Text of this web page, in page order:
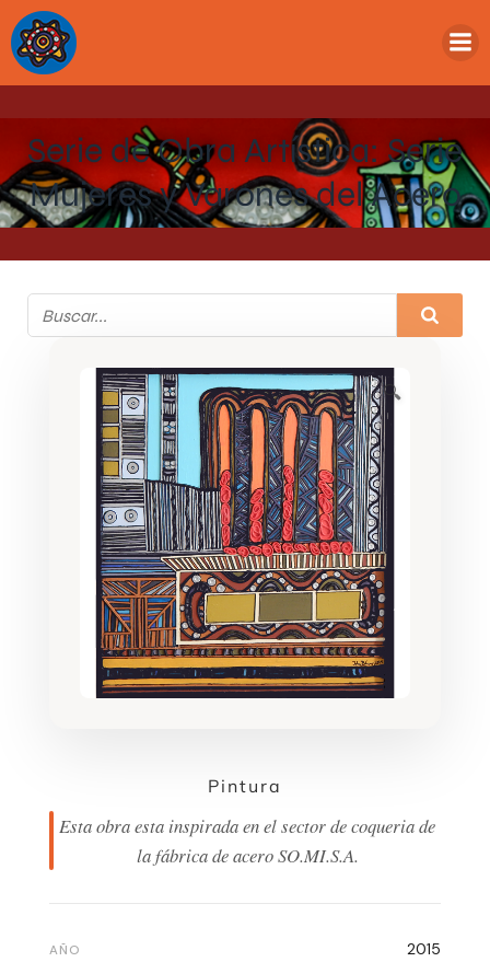
Serie de Obra Artística: Serie
Mujeres y Varones del Acero
Pintura
Esta obra esta inspirada en el sector de coqueria de
la fábrica de acero SO.MI.S.A.
AÑO 2015